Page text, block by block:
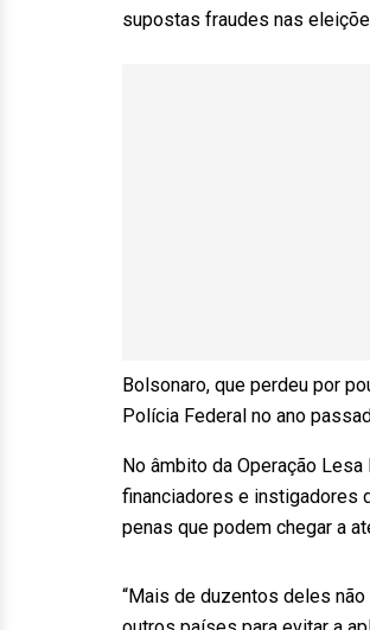
supostas fraudes nas
Bolsonaro, que perdeu por
Polícia Federal no ano
No âmbito da Operação
financiadores e instigadores
penas que podem chegar a
“Mais de duzentos deles